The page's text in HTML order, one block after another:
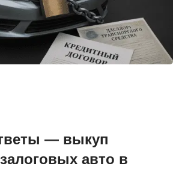
— выкуп
авто в